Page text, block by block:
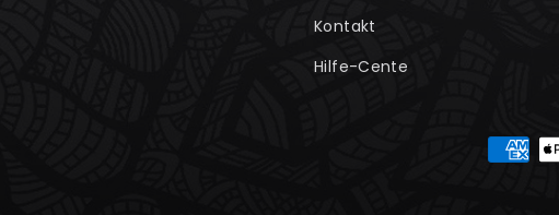
Kontakt
Hilfe-Cente